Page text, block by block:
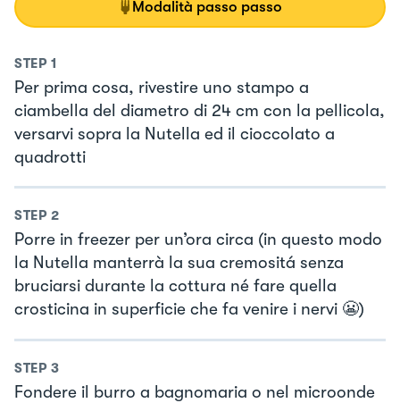
Modalità passo passo
STEP 1
Per prima cosa, rivestire uno stampo a
ciambella del diametro di 24 cm con la pellicola,
versarvi sopra la Nutella ed il cioccolato a
quadrotti
STEP 2
Porre in freezer per un’ora circa (in questo modo
la Nutella manterrà la sua cremositá senza
bruciarsi durante la cottura né fare quella
crosticina in superficie che fa venire i nervi 😬)
STEP 3
Fondere il burro a bagnomaria o nel microonde